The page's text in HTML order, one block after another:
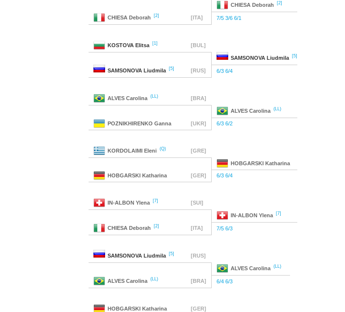
CHIESA Deborah [2]
CHIESA Deborah [2] [ITA] 7/5 3/6 6/1
KOSTOVA Elitsa [1] [BUL]
SAMSONOVA Liudmila [5]
SAMSONOVA Liudmila [5] [RUS] 6/3 6/4
ALVES Carolina (LL) [BRA]
ALVES Carolina (LL)
POZNIKHIRENKO Ganna [UKR] 6/3 6/2
KORDOLAIMI Eleni (Q) [GRE]
HOBGARSKI Katharina
HOBGARSKI Katharina [GER] 6/3 6/4
IN-ALBON Ylena [7] [SUI]
IN-ALBON Ylena [7]
CHIESA Deborah [2] [ITA] 7/5 6/3
SAMSONOVA Liudmila [5] [RUS]
ALVES Carolina (LL)
ALVES Carolina (LL) [BRA] 6/4 6/3
HOBGARSKI Katharina [GER]